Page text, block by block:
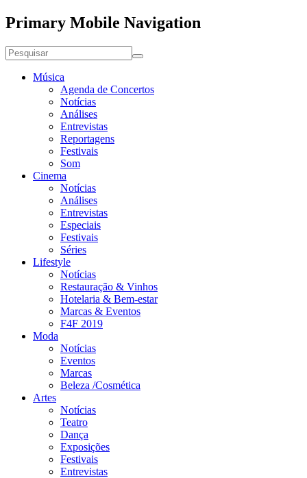
Primary Mobile Navigation
Música
Agenda de Concertos
Notícias
Análises
Entrevistas
Reportagens
Festivais
Som
Cinema
Notícias
Análises
Entrevistas
Especiais
Festivais
Séries
Lifestyle
Notícias
Restauração & Vinhos
Hotelaria & Bem-estar
Marcas & Eventos
F4F 2019
Moda
Notícias
Eventos
Marcas
Beleza /Cosmética
Artes
Notícias
Teatro
Dança
Exposições
Festivais
Entrevistas